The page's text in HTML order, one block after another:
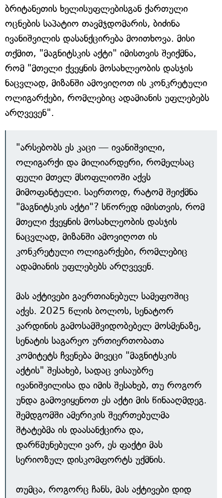
ბრიტანეთის ხელისუფლებისგან ქართული
ოცნების საპატიო თავმჯდომარის, ბიძინა
ივანიშვილის დასანქცირება მოითხოვა. მისი
თქმით, "მაგნიტსკის აქტი" იმისთვის შეიქმნა,
რომ "მთელი ქვეყნის მოსახლეობის დასჯის
ნაცვლად, მიზანში ამოვიღოთ ის კონკრეტული
ოლიგარქები, რომლებიც ადამიანის უფლებებს
არღვევენ".
"არსებობს ეს კაცი — ივანიშვილი,
ოლიგარქი და მილიარდერი, რომელსაც
ფული მთელ მსოფლიოში აქვს
მიმოფანტული. საერთოდ, რატომ შეიქმნა
"მაგნიტსკის აქტი"? სწორედ იმისთვის, რომ
მთელი ქვეყნის მოსახლეობის დასჯის
ნაცვლად, მიზანში ამოვიღოთ ის
კონკრეტული ოლიგარქები, რომლებიც
ადამიანის უფლებებს არღვევენ.
მას აქტივები გაერთიანებულ სამეფოშიც
აქვს. 2025 წლის ბოლოს, სენატორ
კარდინის გამოსამშვიდობებელ მოსმენაზე,
სენატის საგარეო ურთიერთობათა
კომიტეტს ჩვენება მივეცი "მაგნიტსკის
აქტის" შესახებ, სადაც ვისაუბრე
ივანიშვილისა და იმის შესახებ, თუ როგორ
უნდა გამოვიყენოთ ეს აქტი მის წინააღმდეგ.
შემდგომში ამერიკის შეერთებულმა
შტატებმა ის დაასანქცირა და,
დარწმუნებული ვარ, ეს ფაქტი მას
სერიოზულ დისკომფორტს უქმნის.
თუმცა, როგორც ჩანს, მას აქტივები დიდ